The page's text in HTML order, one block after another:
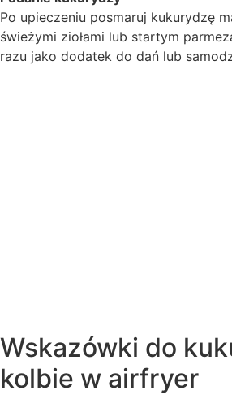
Po upieczeniu posmaruj kukurydzę
świeżymi ziołami lub startym
razu jako dodatek do dań lub
Wskazówki do
kolbie w airfryer